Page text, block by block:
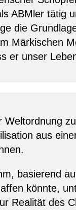
ABMler tätig
die
Märkischen
er unser
aus
basierend
könnte,
Realität des